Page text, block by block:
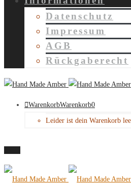
Datenschutz
Impressum
AGB
Rückgaberecht
WarenkorbWarenkorb0
Leider ist dein Warenkorb